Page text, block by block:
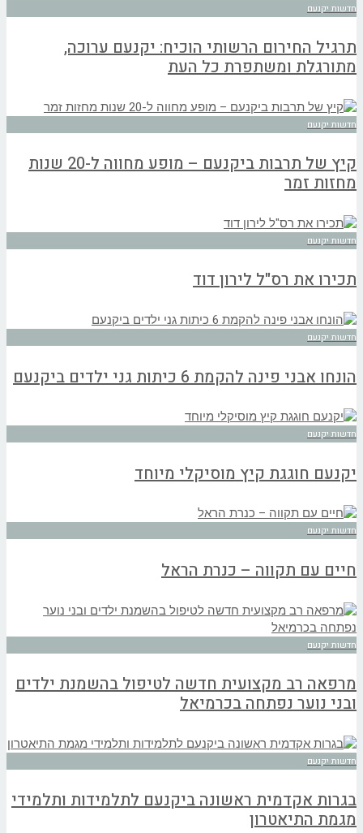
חדשות יקנעם
תרגיל החירום הרשותי הוכיח: יקנעם ערוכה,
מתורגלת ומשתפרת כל העת
חדשות יקנעם
קיץ של תרבות ביקנעם – מופע מחווה ל-20 שנות
מחזות זמר
חדשות יקנעם
תכירו את רס"ל לירון דוד
חדשות יקנעם
הונחו אבני פינה להקמת 6 כיתות גני ילדים ביקנעם
חדשות יקנעם
יקנעם חוגגת קיץ מוסיקלי מיוחד
חדשות יקנעם
חיים עם תקווה – כנרת הראל
חדשות יקנעם
מרפאה רב מקצועית חדשה לטיפול בהשמנת ילדים
ובני נוער נפתחה בכרמיאל
חדשות יקנעם
בגרות אקדמית ראשונה ביקנעם לתלמידות ותלמידי
מגמת התיאטרון